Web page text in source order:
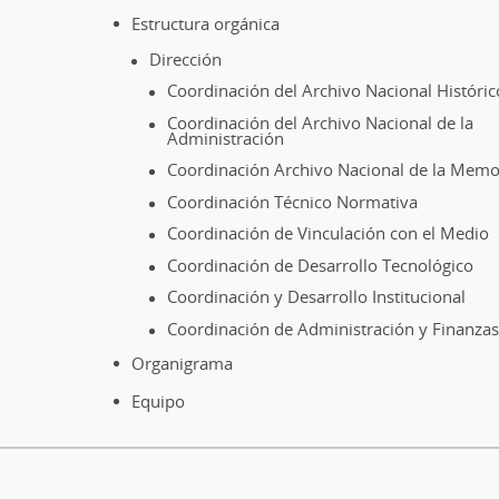
Estructura orgánica
Dirección
Coordinación del Archivo Nacional
Coordinación del Archivo Nacional de la
Administración
Coordinación Archivo Nacional de la
Coordinación Técnico Normativa
Coordinación de Vinculación con el Medio
Coordinación de Desarrollo Tecnológico
Coordinación y Desarrollo Institucional
Coordinación de Administración y Finanzas
Organigrama
Equipo